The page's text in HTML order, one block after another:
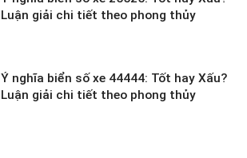
Luận giải chi tiết theo phong thủy
Ý nghĩa biển số xe 44444: Tốt hay Xấu?
Luận giải chi tiết theo phong thủy